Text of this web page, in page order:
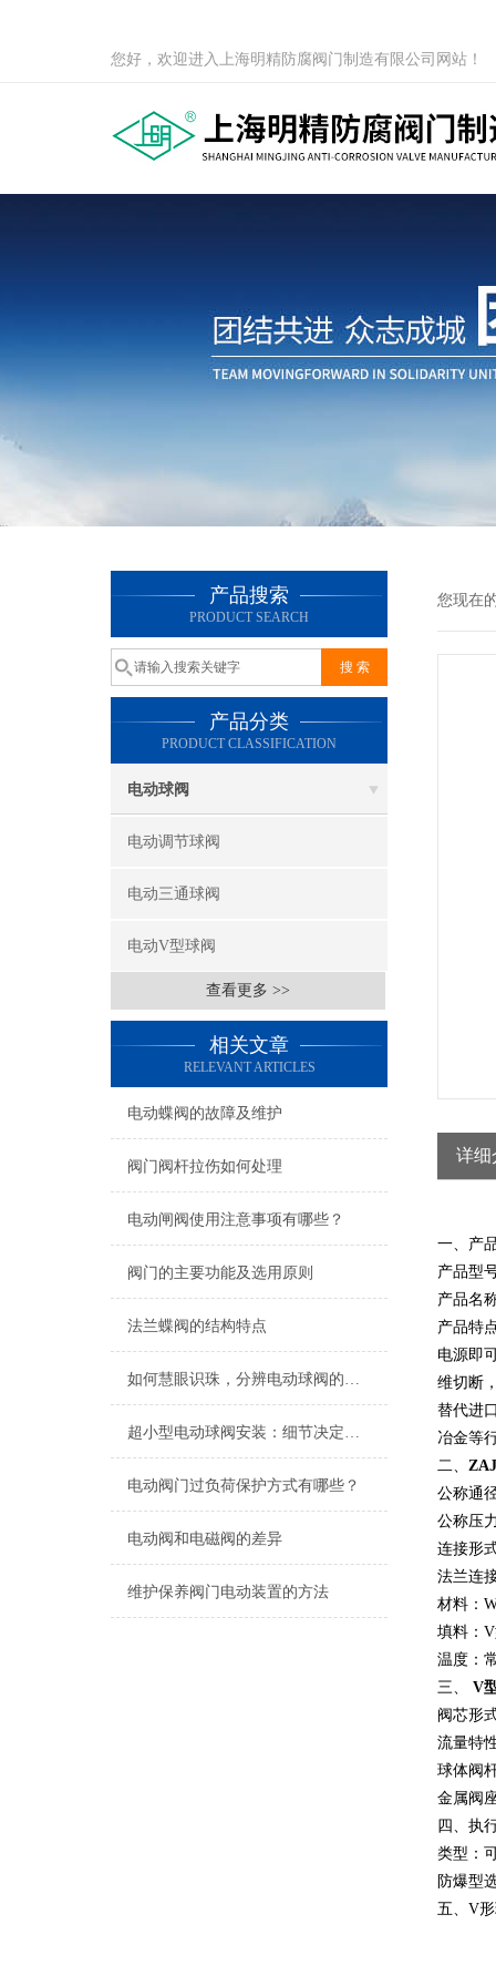
您好，欢迎进入上海明精防腐阀门制造有限公司网站！
产品搜索
PRODUCT SEARCH
产品分类
PRODUCT CLASSIFICATION
电动球阀
电动调节球阀
电动三通球阀
电动V型球阀
查看更多 >>
相关文章
RELEVANT ARTICLES
电动蝶阀的故障及维护
阀门阀杆拉伤如何处理
电动闸阀使用注意事项有哪些？
阀门的主要功能及选用原则
法兰蝶阀的结构特点
如何慧眼识珠，分辨电动球阀的优劣？
超小型电动球阀安装：细节决定成败
电动阀门过负荷保护方式有哪些？
电动阀和电磁阀的差异
维护保养阀门电动装置的方法
您现在
详细
一、产
产品型
产品名
产品特
电源即
维切断
替代进
冶金等
二、
公称通
公称压
连接形
法兰连
材料：
填料：
温度：
三、
V
阀芯形
流量特
球体阀
金属阀
四、执
类型：
防爆型
五、V